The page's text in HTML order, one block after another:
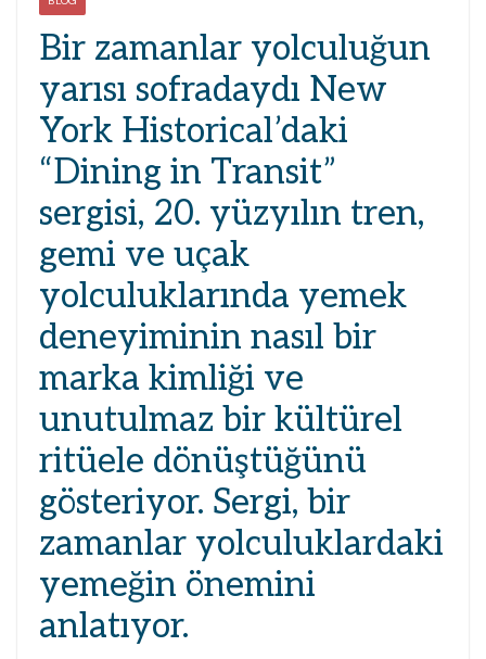
Bir zamanlar yolculuğun
yarısı sofradaydı New
York Historical’daki
“Dining in Transit”
sergisi, 20. yüzyılın tren,
gemi ve uçak
yolculuklarında yemek
deneyiminin nasıl bir
marka kimliği ve
unutulmaz bir kültürel
ritüele dönüştüğünü
gösteriyor. Sergi, bir
zamanlar yolculuklardaki
yemeğin önemini
anlatıyor.